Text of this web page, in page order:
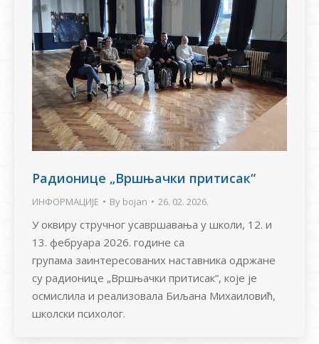
Радионице „Вршњачки притисак“
ИНФОРМАЦИЈЕ By bojan 26. 02. 2026.
У оквиру стручног усавршавања у школи, 12. и
13. фебруара 2026. године са
групама заинтересованих наставника одржане
су радионице „Вршњачки притисак“, које је
осмислила и реализовала Биљана Михаиловић,
школски психолог.